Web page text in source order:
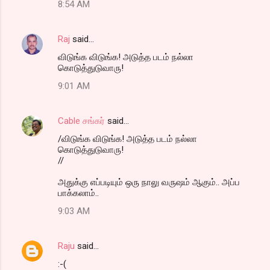
8:54 AM
Raj said…
விடுங்க விடுங்க! அடுத்த படம் நல்லா
கொடுத்துடுவாரு!
9:01 AM
Cable சங்கர் said…
/விடுங்க விடுங்க! அடுத்த படம் நல்லா
கொடுத்துடுவாரு!
//
அதுக்கு எப்படியும் ஒரு நாலு வருஷம் ஆகும்.. அப்ப
பாக்கலாம்..
9:03 AM
Raju said…
:-(